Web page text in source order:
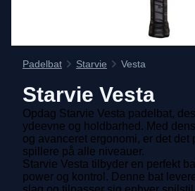
Padelbat Starvie Vesta
Starvie Vesta
Opdag Starvie Vesta padelbat,
ydeevne og holdbarhed. Med
og avanceret ergonomi, er det det
spillere på alle niveauer.
Starvie Vesta tilbyder en perfekt
power og kontrol. Denne bat